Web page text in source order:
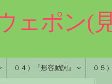
ェポン(
０４）『形容動詞』 ０５